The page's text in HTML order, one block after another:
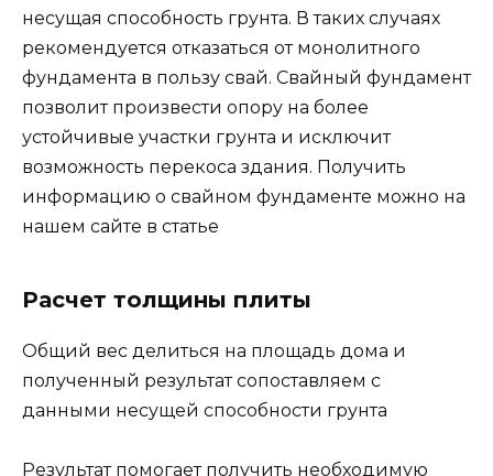
несущая способность грунта. В таких случаях
рекомендуется отказаться от монолитного
фундамента в пользу свай. Свайный фундамент
позволит произвести опору на более
устойчивые участки грунта и исключит
возможность перекоса здания. Получить
информацию о свайном фундаменте можно на
нашем сайте в статье
Расчет толщины плиты
Общий вес делиться на площадь дома и
полученный результат сопоставляем с
данными несущей способности грунта
Результат помогает получить необходимую